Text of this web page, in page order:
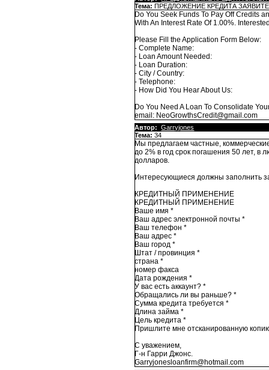
Тема: ПРЕДЛОЖЕНИЕ КРЕДИТА
Do You Seek Funds To Pay Off Credits
With An Interest Rate Of 1.00%.
Please Fill the Application Form Below:
- Complete Name:
- Loan Amount Needed:
- Loan Duration:
- City / Country:
- Telephone:
- How Did You Hear About Us:
Do You Need A Loan To Consolidate
email: NeoGrowthsCredit@gmail.com
Автор:
Garryjones
Тема: 34
Мы предлагаем частные,
до 2% в год срок погашения 50 лет,
долларов.
Интересующиеся должны заполнить
КРЕДИТНЫЙ ПРИМЕНЕНИЕ
КРЕДИТНЫЙ ПРИМЕНЕНИЕ
Ваше имя *
Ваш адрес электронной почты *
Ваш телефон *
Ваш адрес *
Ваш город *
Штат / провинция *
страна *
номер факса
Дата рождения *
У вас есть аккаунт? *
Обращались ли вы раньше? *
Сумма кредита требуется *
Длина займа *
Цель кредита *
Пришлите мне отсканированную
С уважением,
Г-н Гарри Джонс.
Garryjonesloanfirm@hotmail.com